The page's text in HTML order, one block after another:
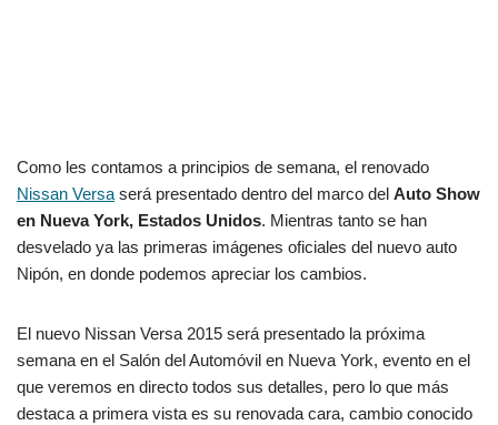
Como les contamos a principios de semana, el renovado
Nissan Versaserá presentado dentro del marco del Auto Show
en Nueva York, Estados Unidos. Mientras tanto se han
desvelado ya las primeras imágenes oficiales del nuevo auto
Nipón, en donde podemos apreciar los cambios.
El nuevo Nissan Versa 2015 será presentado la próxima
semana en el Salón del Automóvil en Nueva York, evento en el
que veremos en directo todos sus detalles, pero lo que más
destaca a primera vista es su renovada cara, cambio conocido